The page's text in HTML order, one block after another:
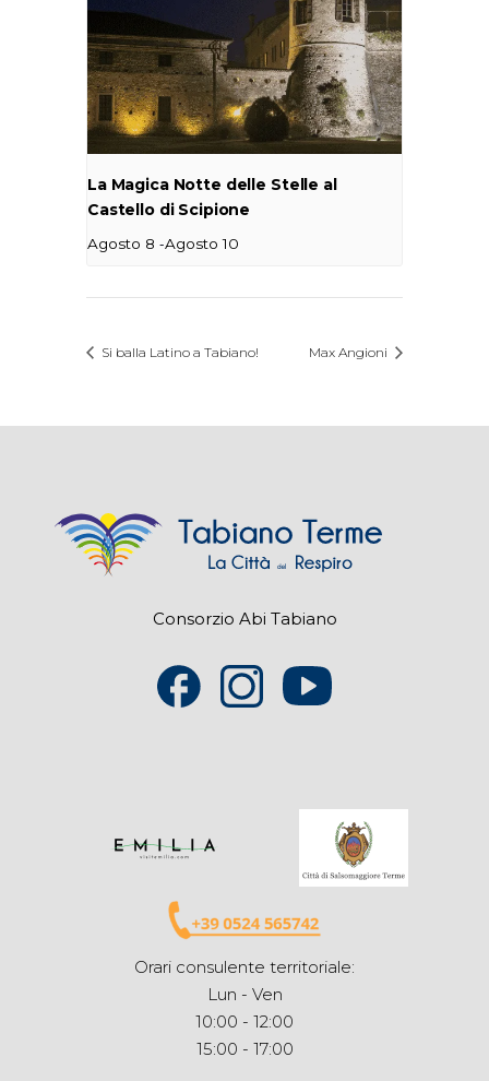
La Magica Notte delle Stelle al
Castello di Scipione
Agosto 8 -Agosto 10
Si balla Latino a Tabiano! Max Angioni
Consorzio Abi Tabiano
Orari consulente territoriale:
Lun - Ven
10:00 - 12:00
15:00 - 17:00